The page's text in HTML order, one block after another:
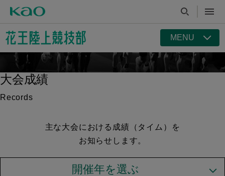
MENU
大会成績
Records
主な大会における成績（タイム）を
お知らせします。
開催年を選ぶ